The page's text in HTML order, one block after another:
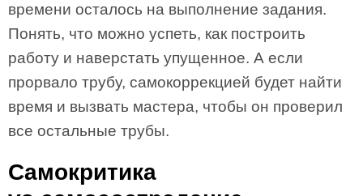
времени осталось на выполнение задания.
Понять, что можно успеть, как построить
работу и наверстать упущенное. А если
прорвало трубу, самокоррекцией будет найти
время и вызвать мастера, чтобы он проверил
все остальные трубы.
Самокритика